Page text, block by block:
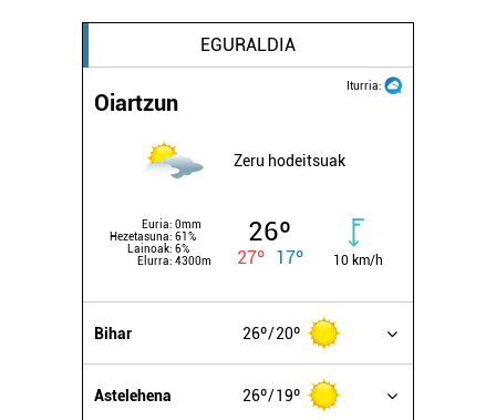
EGURALDIA
Iturria:
Oiartzun
Zeru hodeitsuak
Euria: 0mm
Hezetasuna: 61%
Lainoak: 6%
Elurra: 4300m
26º
27º 17º 10 km/h
Bihar 26º 20º
Astelehena 26º 19º